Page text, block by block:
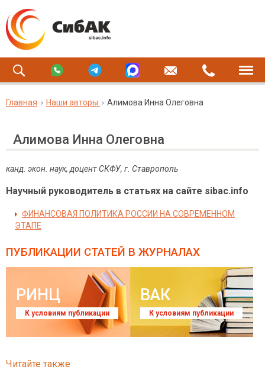
Главная Наши авторы Алимова Инна Олеговна
Алимова Инна Олеговна
канд. экон. наук, доцент СКФУ, г. Ставрополь
Научный руководитель в статьях на сайте sibac.info
ФИНАНСОВАЯ ПОЛИТИКА РОССИИ НА СОВРЕМЕННОМ
ЭТАПЕ
ПУБЛИКАЦИИ СТАТЕЙ В ЖУРНАЛАХ
РИНЦ
К условиям публикации
ВАК
К условиям публикации
Читайте также